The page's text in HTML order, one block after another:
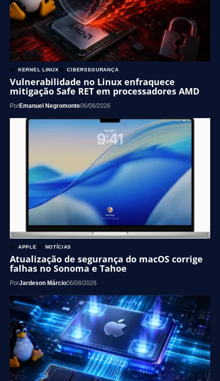
KERNEL LINUX CIBERSEGURANÇA
Vulnerabilidade no Linux enfraquece
mitigação Safe RET em processadores AMD
PorEmanuel Negromonte06/08/2026
APPLE NOTÍCIAS
Atualização de segurança do macOS corrige
falhas no Sonoma e Tahoe
PorJardeson Márcio06/08/2026